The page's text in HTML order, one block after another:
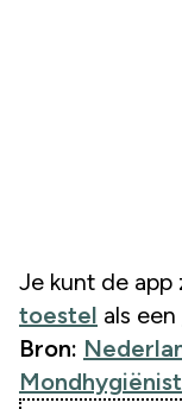
Je kunt de
toestel als een
Bron: